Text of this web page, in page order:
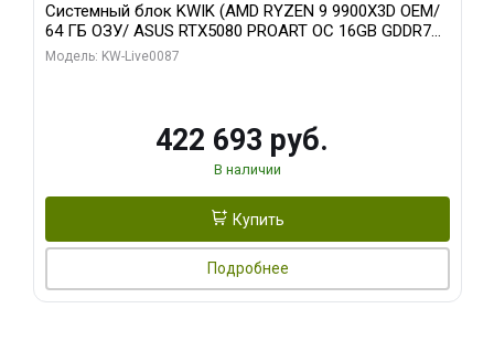
Системный блок KWIK (AMD RYZEN 9 9900X3D OEM/
64 ГБ ОЗУ/ ASUS RTX5080 PROART OC 16GB GDDR7
256bit Type-C DP 2/ 1 ТБ SSD)
Модель: KW-Live0087
422 693 руб.
В наличии
Купить
Подробнее